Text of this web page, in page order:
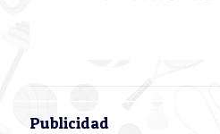
Publicidad